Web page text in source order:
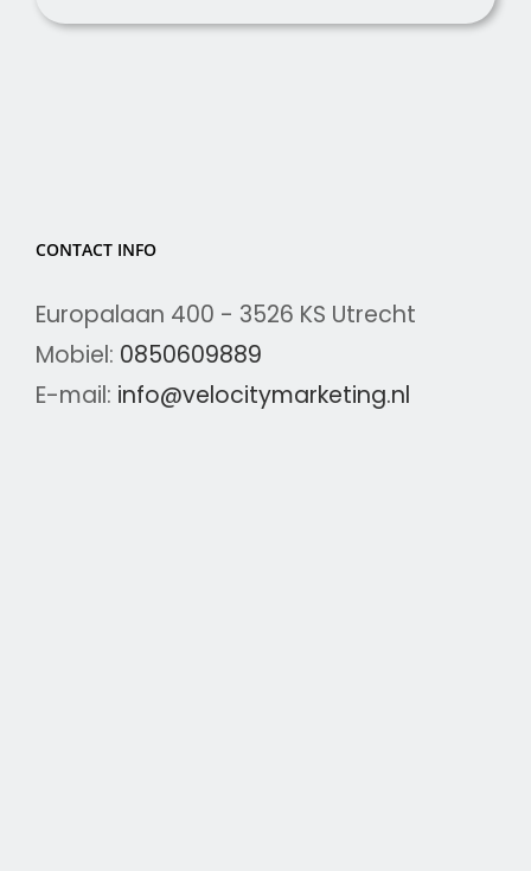
CONTACT INFO
Europalaan 400 - 3526 KS Utrecht
Mobiel: 0850609889
E-mail: info@velocitymarketing.nl